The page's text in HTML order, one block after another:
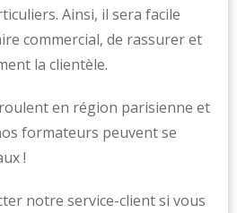
Ainsi, il sera facile
commercial, de rassurer et
la clientèle.
en région parisienne et
formateurs peuvent se
!
notre service-client si vous